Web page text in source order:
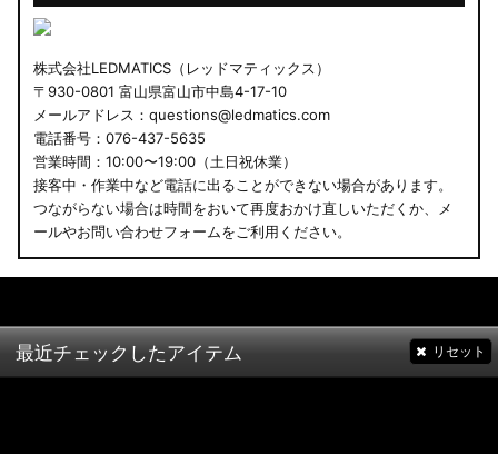
株式会社LEDMATICS（レッドマティックス）
〒930-0801 富山県富山市中島4-17-10
メールアドレス：questions@ledmatics.com
電話番号：076-437-5635
営業時間：10:00〜19:00（土日祝休業）
接客中・作業中など電話に出ることができない場合があります。
つながらない場合は時間をおいて再度おかけ直しいただくか、メ
ールやお問い合わせフォームをご利用ください。
最近チェックしたアイテム リセット